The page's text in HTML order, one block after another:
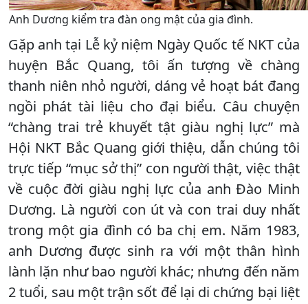
Anh Dương kiểm tra đàn ong mật của gia đình.
Gặp anh tại Lễ kỷ niệm Ngày Quốc tế NKT của
huyện Bắc Quang, tôi ấn tượng về chàng
thanh niên nhỏ người, dáng vẻ hoạt bát đang
ngồi phát tài liệu cho đại biểu. Câu chuyện
“chàng trai trẻ khuyết tật giàu nghị lực” mà
Hội NKT Bắc Quang giới thiệu, dẫn chúng tôi
trực tiếp “mục sở thị” con người thật, việc thật
về cuộc đời giàu nghị lực của anh Đào Minh
Dương. Là người con út và con trai duy nhất
trong một gia đình có ba chị em. Năm 1983,
anh Dương được sinh ra với một thân hình
lành lặn như bao người khác; nhưng đến năm
2 tuổi, sau một trận sốt để lại di chứng bại liệt